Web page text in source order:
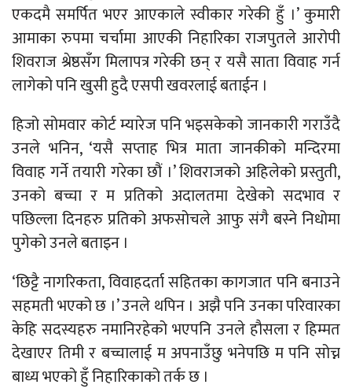
एकदमै समर्पित भएर आएकाले स्वीकार गरेकी हुँ ।’ कुमारी
आमाका रुपमा चर्चामा आएकी निहारिका राजपुतले आरोपी
शिवराज श्रेष्ठसँग मिलापत्र गरेकी छन् र यसै साता विवाह गर्न
लागेको पनि खुसी हुदै एसपी खवरलाई बताईन ।
हिजो सोमवार कोर्ट म्यारेज पनि भइसकेको जानकारी गराउँदै
उनले भनिन, ‘यसै सप्ताह भित्र माता जानकीको मन्दिरमा
विवाह गर्ने तयारी गरेका छौं ।’ शिवराजको अहिलेको प्रस्तुती,
उनको बच्चा र म प्रतिको अदालतमा देखेको सदभाव र
पछिल्ला दिनहरु प्रतिको अफसोचले आफु संगै बस्ने निधोमा
पुगेको उनले बताइन ।
‘छिट्टै नागरिकता, विवाहदर्ता सहितका कागजात पनि बनाउने
सहमती भएको छ ।’ उनले थपिन । अझै पनि उनका परिवारका
केहि सदस्यहरु नमानिरहेको भएपनि उनले हौसला र हिम्मत
देखाएर तिमी र बच्चालाई म अपनाउँछु भनेपछि म पनि सोच्न
बाध्य भएको हुँ निहारिकाको तर्क छ ।